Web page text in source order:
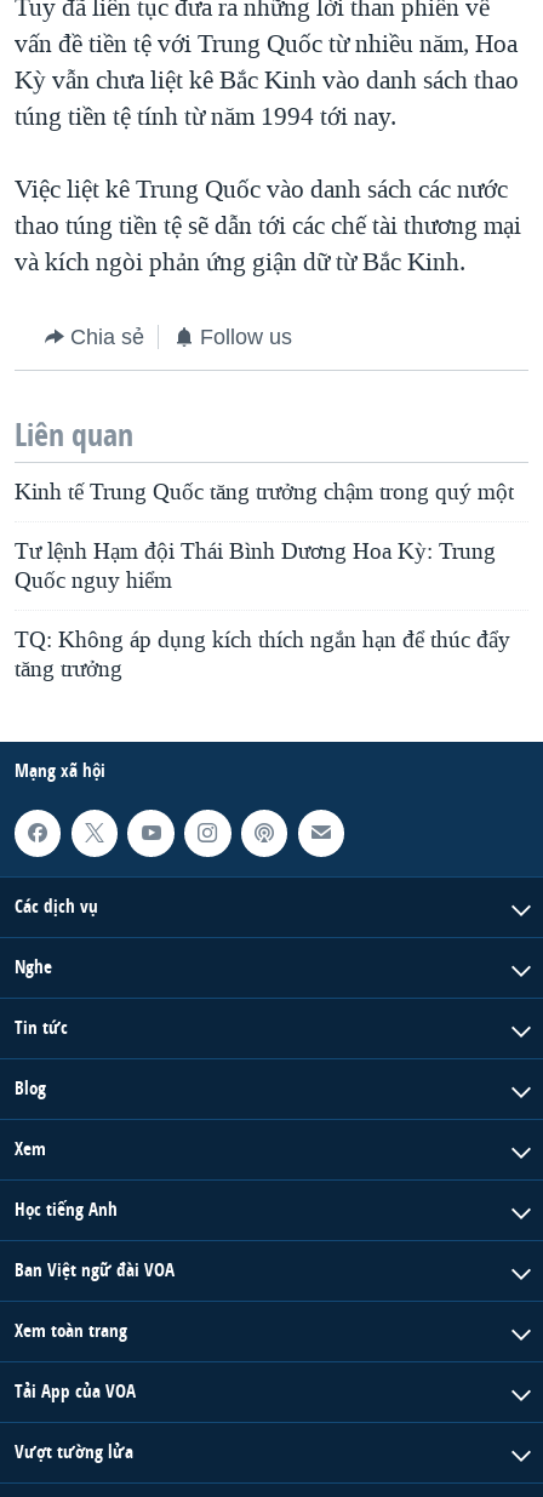
Tuy đã liên tục đưa ra những lời than phiền về
vấn đề tiền tệ với Trung Quốc từ nhiều năm, Hoa
Kỳ vẫn chưa liệt kê Bắc Kinh vào danh sách thao
túng tiền tệ tính từ năm 1994 tới nay.
Việc liệt kê Trung Quốc vào danh sách các nước
thao túng tiền tệ sẽ dẫn tới các chế tài thương mại
và kích ngòi phản ứng giận dữ từ Bắc Kinh.
Chia sẻ Follow us
Liên quan
Kinh tế Trung Quốc tăng trưởng chậm trong quý một
Tư lệnh Hạm đội Thái Bình Dương Hoa Kỳ: Trung
Quốc nguy hiểm
TQ: Không áp dụng kích thích ngắn hạn để thúc đẩy
tăng trưởng
Mạng xã hội
Các dịch vụ
Nghe
Tin tức
Blog
Xem
Học tiếng Anh
Ban Việt ngữ đài VOA
Xem toàn trang
Tải App của VOA
Vượt tường lửa